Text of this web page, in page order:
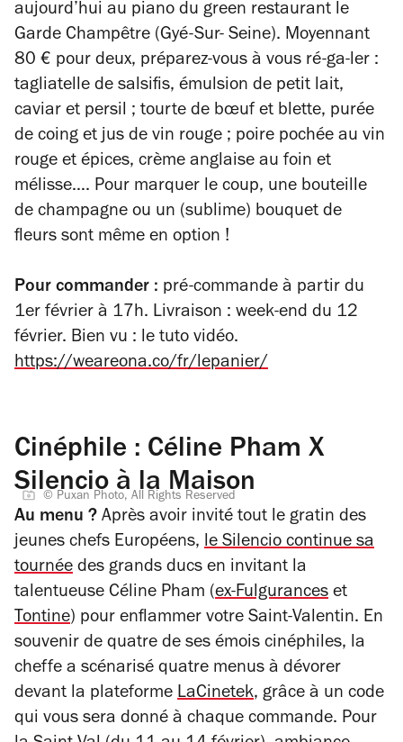
aujourd’hui au piano du green restaurant le
Garde Champêtre (Gyé-Sur- Seine). Moyennant
80 € pour deux, préparez-vous à vous ré-ga-ler :
tagliatelle de salsifis, émulsion de petit lait,
caviar et persil ; tourte de bœuf et blette, purée
de coing et jus de vin rouge ; poire pochée au vin
rouge et épices, crème anglaise au foin et
mélisse…. Pour marquer le coup, une bouteille
de champagne ou un (sublime) bouquet de
fleurs sont même en option !
Pour commander : pré-commande à partir du
1er février à 17h. Livraison : week-end du 12
février. Bien vu : le tuto vidéo.
https://weareona.co/fr/lepanier/
Cinéphile : Céline Pham X
Silencio à la Maison
© Puxan Photo, All Rights Reserved
Au menu ? Après avoir invité tout le gratin des
jeunes chefs Européens, le Silencio continue sa
tournée des grands ducs en invitant la
talentueuse Céline Pham (ex-Fulgurances et
Tontine) pour enflammer votre Saint-Valentin. En
souvenir de quatre de ses émois cinéphiles, la
cheffe a scénarisé quatre menus à dévorer
devant la plateforme LaCinetek, grâce à un code
qui vous sera donné à chaque commande. Pour